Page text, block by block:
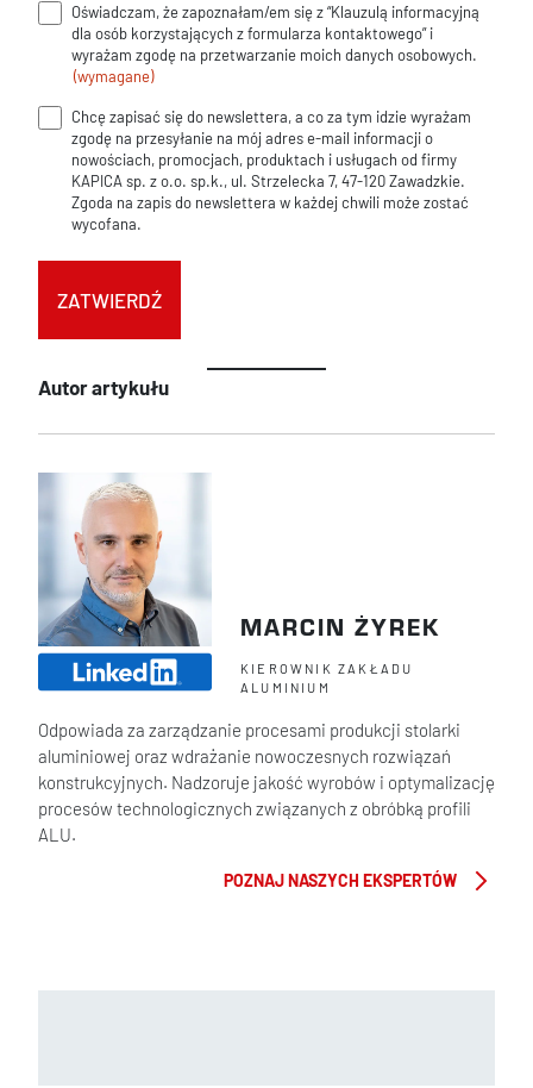
Klauzula
informacyjna
(wymagane)
Oświadczam, że zapoznałam/em się z “Klauzulą informacyjną
dla osób korzystających z formularza kontaktowego” i
wyrażam zgodę na przetwarzanie moich danych osobowych.
(wymagane)
Zgoda
newsletter
Chcę zapisać się do newslettera, a co za tym idzie wyrażam
zgodę na przesyłanie na mój adres e-mail informacji o
nowościach, promocjach, produktach i usługach od firmy
KAPICA sp. z o.o. sp.k., ul. Strzelecka 7, 47-120 Zawadzkie.
Zgoda na zapis do newslettera w każdej chwili może zostać
wycofana.
Autor artykułu
MARCIN ŻYREK
KIEROWNIK ZAKŁADU
ALUMINIUM
Odpowiada za zarządzanie procesami produkcji stolarki
aluminiowej oraz wdrażanie nowoczesnych rozwiązań
konstrukcyjnych. Nadzoruje jakość wyrobów i optymalizację
procesów technologicznych związanych z obróbką profili
ALU.
POZNAJ NASZYCH EKSPERTÓW